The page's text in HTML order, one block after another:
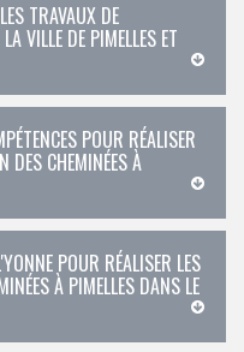
TRAVAUX DE
VILLE DE PIMELLES ET
POUR RÉALISER
DES CHEMINÉES À
POUR RÉALISER LES
À PIMELLES DANS LE